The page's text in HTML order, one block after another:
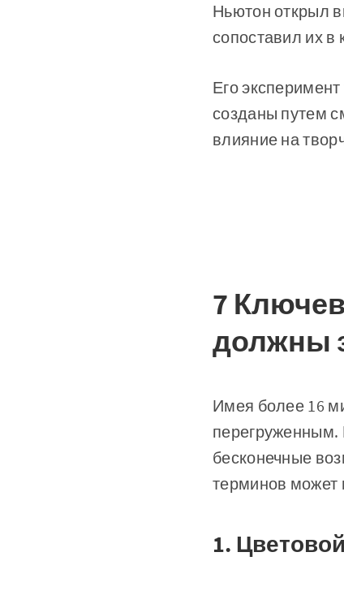
Ньютон открыл
сопоставил их в
Его
созданы путем
влияние на
7
должны
Имея более 16
перегруженным.
бесконечные
терминов может
1.